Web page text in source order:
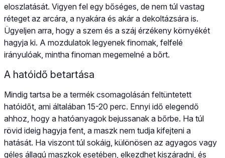
eloszlatását. Vigyen fel egy bőséges, de nem túl vastag
réteget az arcára, a nyakára és akár a dekoltázsára is.
Ügyeljen arra, hogy a szem és a száj érzékeny környékét
hagyja ki. A mozdulatok legyenek finomak, felfelé
irányulóak, mintha finoman megemelné a bőrt.
A hatóidő betartása
Mindig tartsa be a termék csomagolásán feltüntetett
hatóidőt, ami általában 15-20 perc. Ennyi idő elegendő
ahhoz, hogy a hatóanyagok bejussanak a bőrbe. Ha túl
rövid ideig hagyja fent, a maszk nem tudja kifejteni a
hatását. Ha viszont túl sokáig, különösen az agyagos vagy
géles állagú maszkok esetében, elkezdhet kiszáradni, és